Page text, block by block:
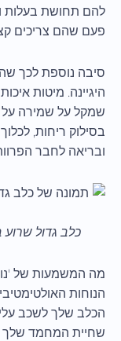
להם תחושת בעלות
פעם שהם צריכים
סיבה נוספת לכך
היגיינה. מיטות
שמקל על שמירה על
בסילוק ריחות,
ובריאה לחבר
כלב גדול
מה המשמעות של
הנוחות
הכלב שלך לשכב
שחיית המחמד שלך